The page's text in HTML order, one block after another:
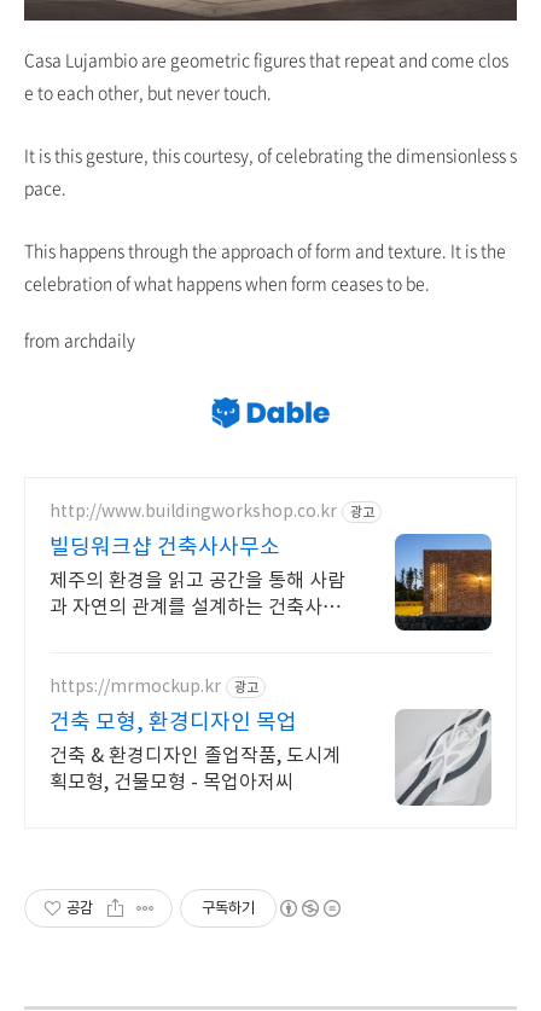
Casa Lujambio are geometric figures that repeat and come clos
e to each other, but never touch.
It is this gesture, this courtesy, of celebrating the dimensionless s
pace.
This happens through the approach of form and texture. It is the
celebration of what happens when form ceases to be.
from archdaily
http://www.buildingworkshop.co.kr 광고
빌딩워크샵 건축사사무소
제주의 환경을 읽고 공간을 통해 사람
과 자연의 관계를 설계하는 건축사사
https://mrmockup.kr 광고
건축 모형, 환경디자인 목업
건축 & 환경디자인 졸업작품, 도시계
획모형, 건물모형 - 목업아저씨
공감 구독하기